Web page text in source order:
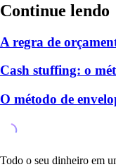
Continue lendo
A regra de
Cash stuffing: o
O método de
Todo o seu dinheiro em